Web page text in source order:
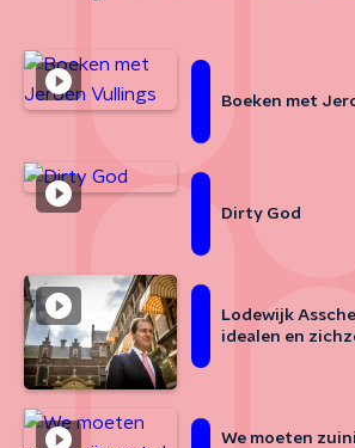
Boeken met
Dirty God
Lodewijk
idealen en
We moeten